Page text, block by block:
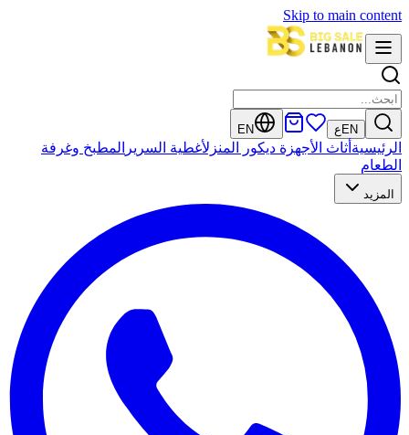
Skip to main content
EN ع EN
الرئيسية أثاث الأجهزة ديكور المنزلأغطية السرير المطبخ وغرفة
الطعام
المزيد